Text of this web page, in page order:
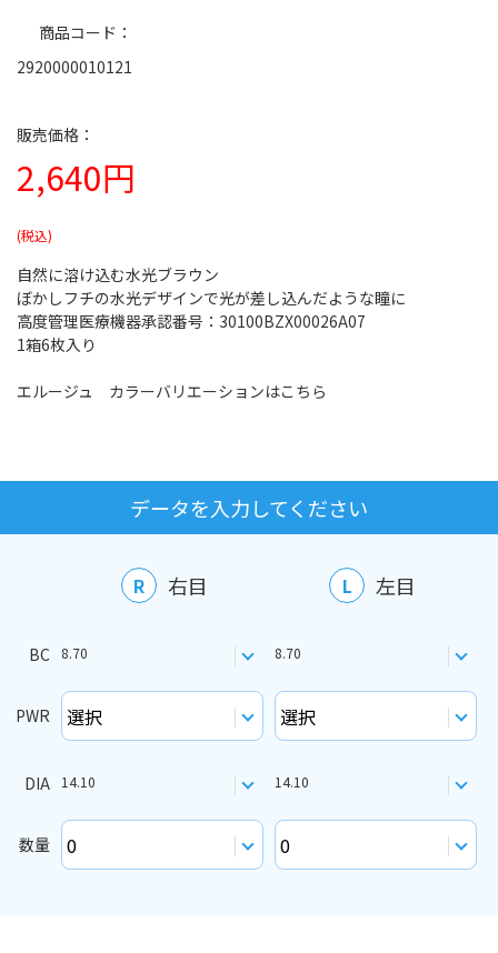
2,640円
商品コード
2920000010121
自然に溶け込む水光ブラウン
ぼかしフチの水光デザインで光が差し込んだような瞳に
高度管理医療機器承認番号：30100BZX00026A07
1箱6枚入り
エルージュ カラーバリエーションはこちら
データを入力してください
R 右目 L 左目
BC 8.70 8.70
PWR
DIA 14.10 14.10
数量